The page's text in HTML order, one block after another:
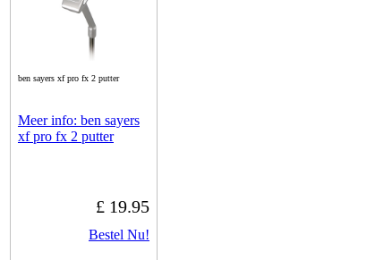
ben sayers xf pro fx 2 putter
Meer info: ben sayers
xf pro fx 2 putter
£ 19.95
Bestel Nu!